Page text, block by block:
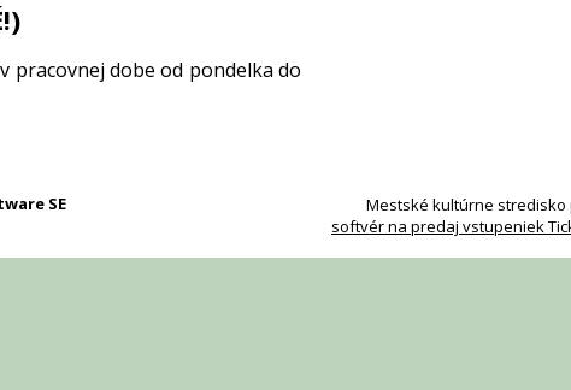
pracovnej dobe od pondelka do
SE
Mestské kultúrne stredisko
softvér na predaj vstupeniek